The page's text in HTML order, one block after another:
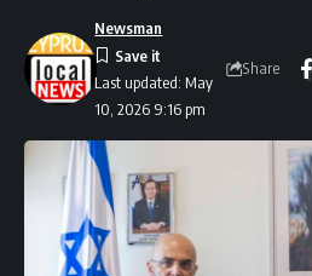
Last updated: May
10, 2026 9:16 pm
Newsman
Share